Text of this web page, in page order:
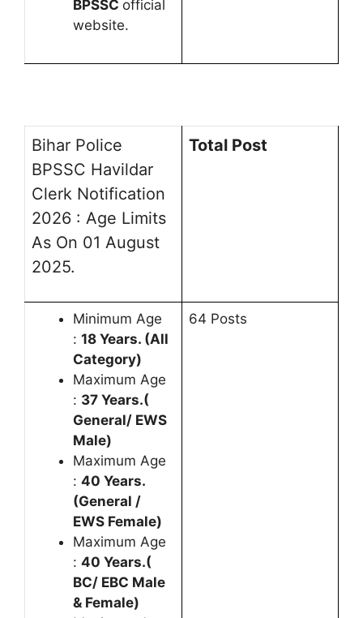
BPSSC official
website.
Bihar Police
BPSSC Havildar
Clerk Notification
2026 : Age Limits
As On 01 August
2025.
Total Post
Minimum Age
: 18 Years. (All
Category)
Maximum Age
: 37 Years.(
General/ EWS
Male)
Maximum Age
: 40 Years.
(General /
EWS Female)
Maximum Age
: 40 Years.(
BC/ EBC Male
& Female)
64 Posts